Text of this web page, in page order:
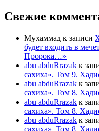
Свежие
Мухаммад к записи
будет входить в
Пророка…»
abu abduRrazak к
сахиха». Том 9.
abu abduRrazak к
сахиха». Том 8.
abu abduRrazak к
сахиха». Том 8.
abu abduRrazak к